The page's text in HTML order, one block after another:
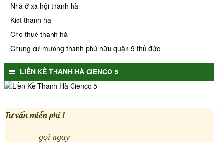
Nhà ở xã hội thanh hà
Kiot thanh hà
Cho thuê thanh hà
Chung cư mường thanh phú hữu quận 9 thủ đức
LIỀN KỀ THANH HÀ CIENCO 5
Tư vấn miễn phí !
gọi ngay